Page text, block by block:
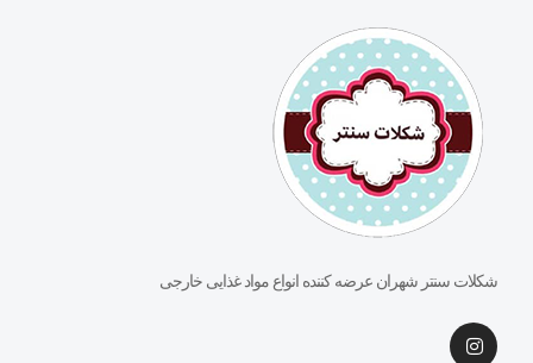
شکلات سنتر شهران عرضه کننده انواع مواد غذایی خارجی